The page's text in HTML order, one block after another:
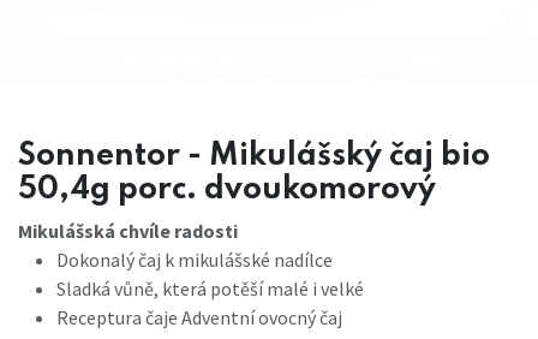
Sonnentor - Mikulášský čaj bio
50,4g porc. dvoukomorový
Mikulášská chvíle radosti
Dokonalý čaj k mikulášské nadílce
Sladká vůně, která potěší malé i velké
Receptura čaje Adventní ovocný čaj